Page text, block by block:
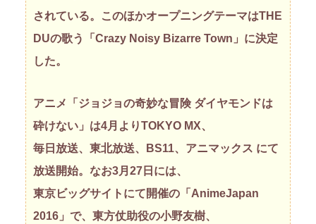
されている。このほかオープニングテーマはTHE
DUの歌う「Crazy Noisy Bizarre Town」に決定
した。
アニメ「ジョジョの奇妙な冒険 ダイヤモンドは
砕けない」は4月よりTOKYO MX、
毎日放送、東北放送、BS11、アニマックス にて
放送開始。なお3月27日には、
東京ビッグサイトにて開催の「AnimeJapan
2016」で、東方仗助役の小野友樹、